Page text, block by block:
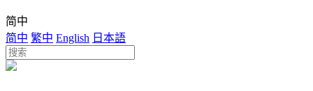
简中
简中 繁中 English 日本語